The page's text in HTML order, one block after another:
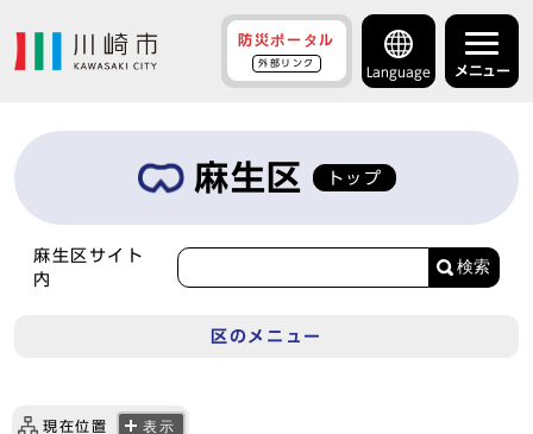
防災ポータル
外部リンク
Language メニュー
麻生区 トップ
麻生区サイト
内
検索
区のメニュー
現在位置 表示